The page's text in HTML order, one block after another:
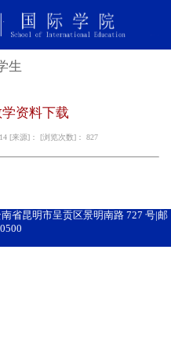
生
资料下载
[来源]： [浏览次数]： 827
省昆明市呈贡区景明南路 727 号|邮